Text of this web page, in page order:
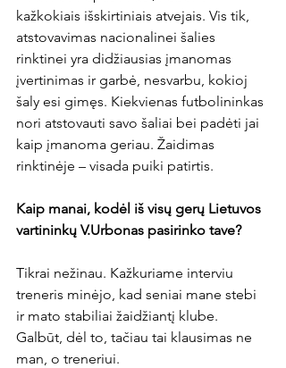
kažkokiais išskirtiniais atvejais. Vis tik,
atstovavimas nacionalinei šalies
rinktinei yra didžiausias įmanomas
įvertinimas ir garbė, nesvarbu, kokioj
šaly esi gimęs. Kiekvienas futbolininkas
nori atstovauti savo šaliai bei padėti jai
kaip įmanoma geriau. Žaidimas
rinktinėje – visada puiki patirtis.
Kaip manai, kodėl iš visų gerų Lietuvos
vartininkų V.Urbonas pasirinko tave?
Tikrai nežinau. Kažkuriame interviu
treneris minėjo, kad seniai mane stebi
ir mato stabiliai žaidžiantį klube.
Galbūt, dėl to, tačiau tai klausimas ne
man, o treneriui.